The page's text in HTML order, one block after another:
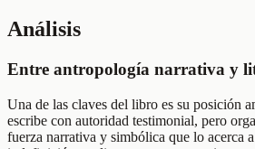
Análisis
Entre antropología narrativa y
Una de las claves del libro es su posición
escribe con autoridad testimonial, pero
fuerza narrativa y simbólica que lo acerca